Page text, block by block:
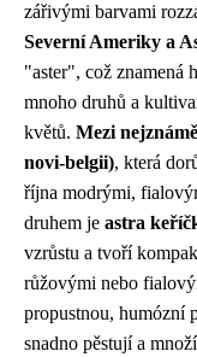
zářivými barvami
Severní Ameriky a
"aster", což znamená
mnoho druhů a
květů. Mezi
novi-belgii), která
října modrými,
druhem je astra
vzrůstu a tvoří
růžovými nebo
propustnou, humózní
snadno pěstují a